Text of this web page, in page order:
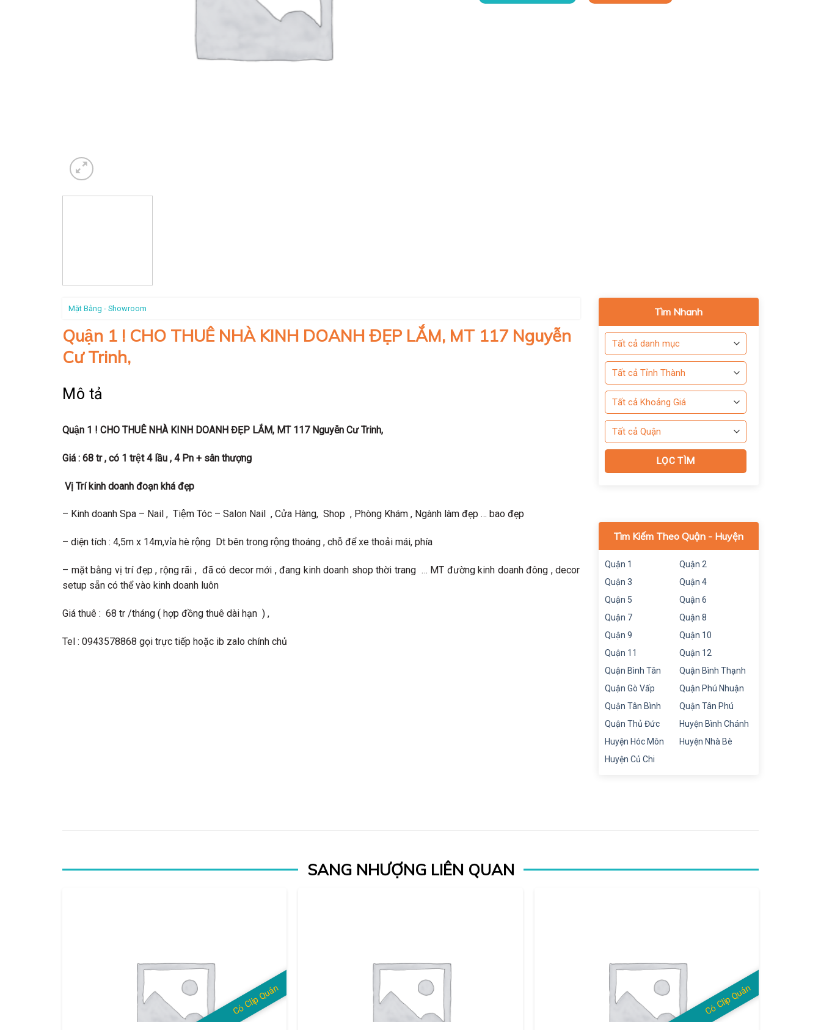
Mặt Bằng - Showroom
Quận 1 ! CHO THUÊ NHÀ KINH DOANH ĐẸP LẮM, MT 117 Nguyễn
Cư Trinh,
Mô tả
Quận 1 ! CHO THUÊNHÀKINH DOANH ĐẸP LẮM, MT 117 Nguyễn Cư Trinh,
Giá : 68 tr, có 1 trệt 4 lầu , 4 Pn + sân thượng
Vị Trí kinh doanh đoạn khá đẹp
– Kinh doanh Spa – Nail , Tiệm Tóc – Salon Nail , Cửa Hàng, Shop , Phòng Khám , Ngành làm đẹp … bao đẹp
– diện tích : 4,5m x 14m,vỉa hè rộng Dt bên trong rộng thoáng , chỗ để xe thoải mái, phía
– mặt bằng vị trí đẹp , rộng rãi , đã có decor mới , đang kinh doanh shop thời trang … MT đường kinh doanh đông , decor
setup sẵn có thể vào kinh doanh luôn
Giá thuê : 68 tr /tháng ( hợp đồng thuê dài hạn ) ,
Tel : 0943578868 gọi trực tiếp hoặc ib zalo chính chủ
Tìm Nhanh
Tìm Kiếm Theo Quận - Huyện
Quận 1
Quận 2
Quận 3
Quận 4
Quận 5
Quận 6
Quận 7
Quận 8
Quận 9
Quận 10
Quận 11
Quận 12
Quận Bình Tân
Quận Bình Thạnh
Quận Gò Vấp
Quận Phú Nhuận
Quận Tân Bình
Quận Tân Phú
Quận Thủ Đức
Huyện Bình Chánh
Huyện Hóc Môn
Huyện Nhà Bè
Huyện Củ Chi
SANG NHƯỢNG LIÊN QUAN
Có Clip Quán Có Clip Quán